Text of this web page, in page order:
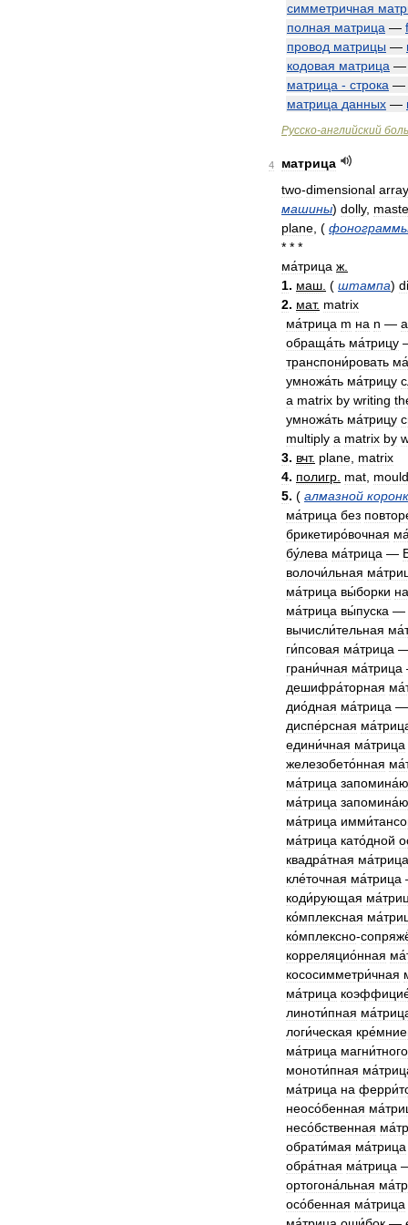
симметричная
полная матрица —
провод матрицы —
кодовая матрица —
матрица - строка —
матрица данных —
Русско-английский
4
матрица
two-dimensional array
машины) dolly,
plane (
* * *
ма́трица ж
1. маш ( штампа)
2. мат. matrix
ма́трица m на n —
обраща́ть ма́трицу
транспони́ровать
умножа́ть ма́трицу
a matrix by writing
умножа́ть ма́трицу
multiply a matrix by
3. вчт. plane matrix
4. полигр mat mould
5. ( алмазной
ма́трица без
брикетиро́вочная
бу́лева ма́трица —
волочи́льная
ма́трица вы́борки на
ма́трица вы́пуска —
вычисли́тельная
ги́псовая ма́трица
грани́чная ма́трица
дешифра́торная
дио́дная ма́трица —
диспе́рсная
едини́чная ма́трица
железобето́нная
ма́трица
ма́трица
ма́трица
ма́трица като́дной
квадра́тная ма́трица
кле́точная ма́трица
коди́рующая
ко́мплексная
ко́мплексно-
корреляцио́нная
кососимметри́чная
ма́трица
линоти́пная
логи́ческая
ма́трица магни́тного
моноти́пная
ма́трица на
неосо́бенная
несо́бственная
обрати́мая ма́трица
обра́тная ма́трица
ортогона́льная
осо́бенная ма́трица